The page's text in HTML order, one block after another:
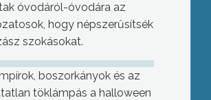
óvodáról-óvodára az
hogy népszerűsítsék
szokásokat.
boszorkányok és az
töklámpás a halloween